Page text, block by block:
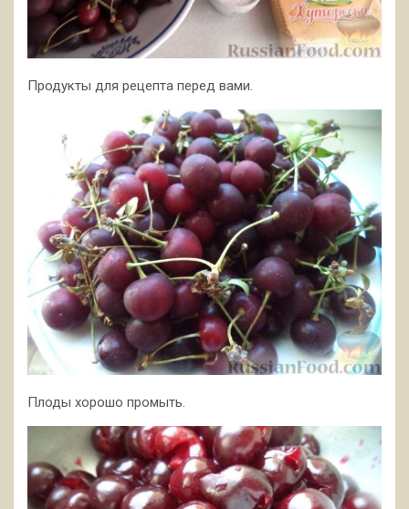
Продукты для рецепта перед вами.
Плоды хорошо промыть.